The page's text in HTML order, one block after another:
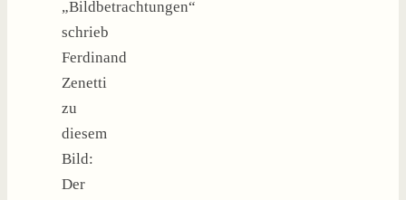
„Bildbetrachtungen“
schrieb
Ferdinand
Zenetti
zu
diesem
Bild:
Der